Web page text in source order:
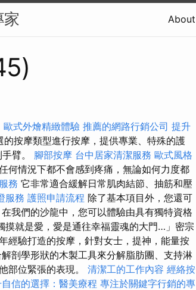
家 About
歐式外燴精緻體驗 推薦的網路行銷公司 提升
按摩類型進行按摩，提供專業、特殊的護
臂。 腳部按摩 台中居家清潔服務 歐式風格
何情況下都不會感到疼痛，無論如何力度都
務 它非常適合緩解日常肌肉結節、抽筋和壓
服務 護照申請流程 除了基本項目外，您還可
在我們的沙龍中，您可以體驗由具有獨特資格
摸就是愛，愛是通往幸福靈魂的大門…」密宗
經驗打造的按摩，針對女士，提神，能量按
剖學形狀的木製工具來分解脂肪團、支持淋
部位緊張的表現。 清潔工的工作內容 經絡按
信的選擇：醫美療程 專注於關鍵字行銷的專